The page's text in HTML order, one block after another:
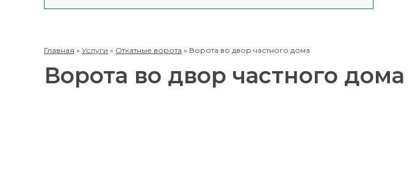
Главная » Услуги » Откатные ворота » Ворота во двор частного дома
Ворота во двор частного дома